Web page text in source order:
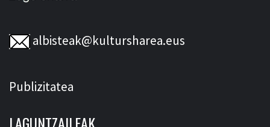
albisteak@kultursharea.eus
Publizitatea
LAGUNTZAILEAK